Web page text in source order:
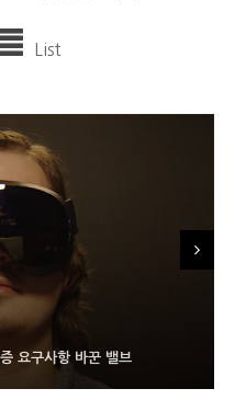
List
요구사항 바꾼 밸브
이드 장치용 구글 어시스턴트
O 모형 처음 선
전자